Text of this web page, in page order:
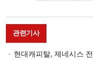
관련기사
현대캐피탈, 제네시스